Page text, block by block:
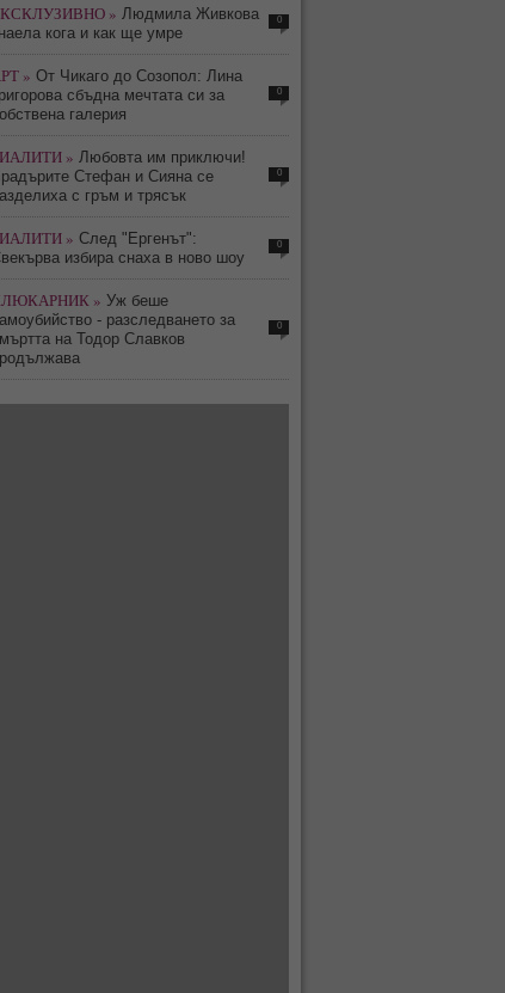
» Людмила Живкова
кога и как ще умре
0
» От Чикаго до Созопол: Лина
сбъдна мечтата си за
галерия
0
» Любовта им приключи!
Стефан и Сияна се
с гръм и трясък
0
» След "Ергенът":
избира снаха в ново шоу
0
» Уж беше
- разследването за
на Тодор Славков
0